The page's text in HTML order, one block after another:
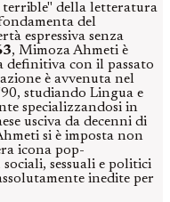
terrible" della letteratura
del
espressiva senza
, Mimoza Ahmeti è
definitiva con il passato
è avvenuta nel
studiando Lingua e
specializzandosi in
usciva da decenni di
si è imposta non
icona pop-
sessuali e politici
inedite per